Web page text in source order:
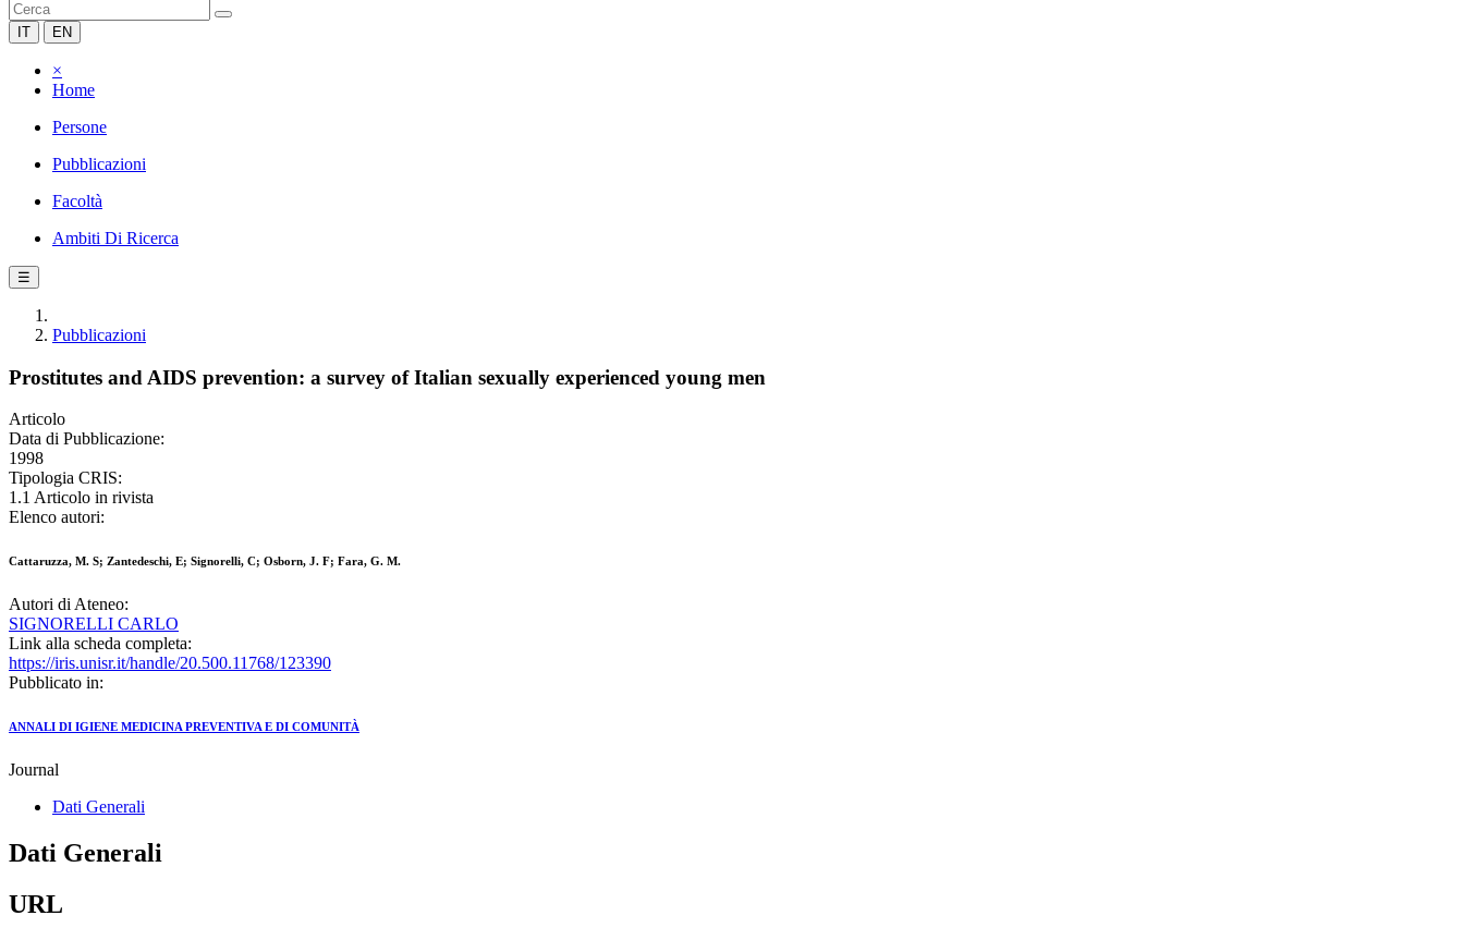
IT EN
×
Home
Persone
Pubblicazioni
Facoltà
Ambiti Di Ricerca
☰
Pubblicazioni
Prostitutes and AIDS prevention: a survey of Italian sexually experienced young men
Articolo
Data di Pubblicazione:
1998
Tipologia CRIS:
1.1 Articolo in rivista
Elenco autori:
Cattaruzza, M. S; Zantedeschi, E; Signorelli, C; Osborn, J. F; Fara, G. M.
Autori di Ateneo:
SIGNORELLI CARLO
Link alla scheda completa:
https://iris.unisr.it/handle/20.500.11768/123390
Pubblicato in:
ANNALI DI IGIENE MEDICINA PREVENTIVA E DI COMUNITÀ
Journal
Dati Generali
Dati Generali
URL